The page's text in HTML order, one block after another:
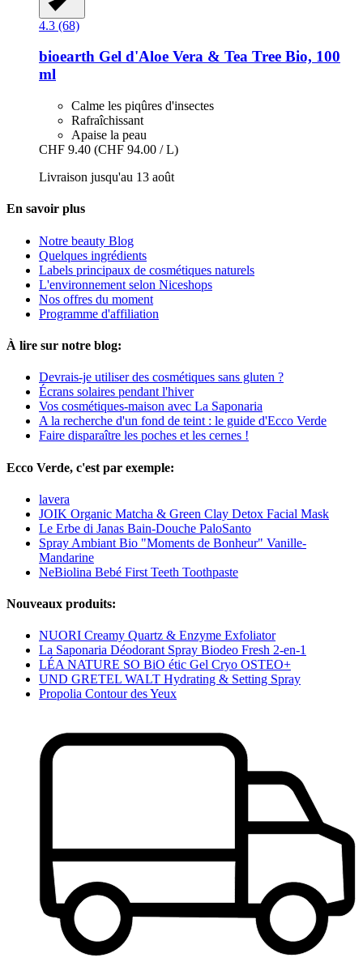
4.3 (68)
bioearth Gel d'Aloe Vera & Tea Tree Bio, 100
ml
Calme les piqûres d'insectes
Rafraîchissant
Apaise la peau
CHF 9.40 (CHF 94.00 / L)
Livraison jusqu'au 13 août
En savoir plus
Notre beauty Blog
Quelques ingrédients
Labels principaux de cosmétiques naturels
L'environnement selon Niceshops
Nos offres du moment
Programme d'affiliation
À lire sur notre blog:
Devrais-je utiliser des cosmétiques sans gluten ?
Écrans solaires pendant l'hiver
Vos cosmétiques-maison avec La Saponaria
A la recherche d'un fond de teint : le guide d'Ecco Verde
Faire disparaître les poches et les cernes !
Ecco Verde, c'est par exemple:
lavera
JOIK Organic Matcha & Green Clay Detox Facial Mask
Le Erbe di Janas Bain-Douche PaloSanto
Spray Ambiant Bio "Moments de Bonheur" Vanille-
Mandarine
NeBiolina Bebé First Teeth Toothpaste
Nouveaux produits:
NUORI Creamy Quartz & Enzyme Exfoliator
La Saponaria Déodorant Spray Biodeo Fresh 2-en-1
LÉA NATURE SO BiO étic Gel Cryo OSTEO+
UND GRETEL WALT Hydrating & Setting Spray
Propolia Contour des Yeux